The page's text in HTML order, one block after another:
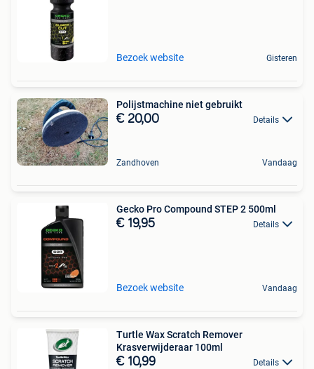
Bezoek website Gisteren
Polijstmachine niet gebruikt
€ 20,00 Details
Zandhoven Vandaag
Gecko Pro Compound STEP 2 500ml
€ 19,95 Details
Bezoek website Vandaag
Turtle Wax Scratch Remover
Krasverwijderaar 100ml
€ 10,99 Details